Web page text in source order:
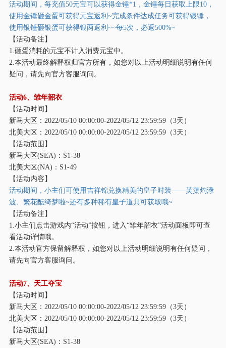
活动期间，每充值50元宝可以获得金锤*1，金锤每日获取上限10，
使用金锤砸金蛋可获得元宝返利~完成条件达成任务可获得银锤，
使用银锤砸银蛋可获得银两返利~~每5次，必返500%~
【活动备注】
1.砸蛋消耗的元宝不计入消费元宝中。
2.本活动最终解释权归官方所有，如您对以上活动明细说明有任何
疑问，请先向官方客服询问。
活动6、雏年韶衣
【活动时间】
新马大区： 2022/05/10 00:00:00-2022/05/12 23:59:59（3天）
北美大区： 2022/05/10 00:00:00-2022/05/12 23:59:59（3天）
【活动范围】
新马大区(SEA)：S1-38
北美大区(NA)：S1-49
【活动内容】
活动期间，小主们可使用吉祥锦兑换精美的皇子时装——芙蕖灼渌
波、繁花酝绮梦啦~还有多种稀有皇子道具可获取哦~
【活动备注】
1.小主们点击游戏内“活动”按钮，进入“雏年韶衣”活动面板即可查
看活动详情哦。
2.本活动官方保留解释权，如您对以上活动明细说明有任何疑问，
请先向官方客服询问。
活动7、天工夺宝
【活动时间】
新马大区： 2022/05/10 00:00:00-2022/05/12 23:59:59（3天）
北美大区： 2022/05/10 00:00:00-2022/05/12 23:59:59（3天）
【活动范围】
新马大区(SEA)：S1-38